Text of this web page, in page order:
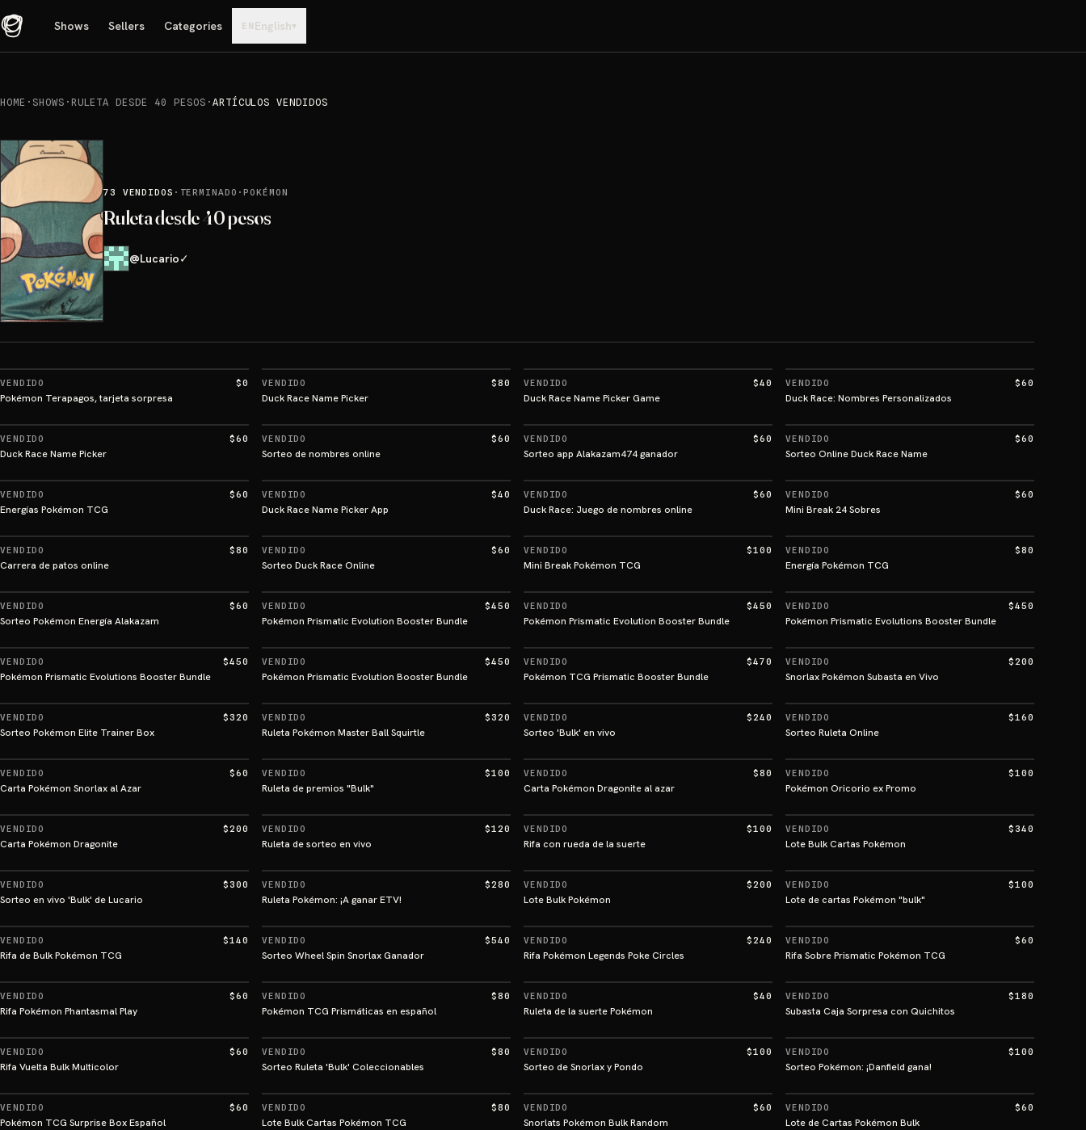
Shows Sellers Categories EN English▾
HOME · SHOWS · RULETA DESDE 40 PESOS · ARTÍCULOS VENDIDOS
73 VENDIDOS · TERMINADO ·POKÉMON
Ruleta desde 40 pesos
@Lucario✓
VENDIDO $0
Pokémon Terapagos, tarjeta sorpresa
VENDIDO $80
Duck Race Name Picker
VENDIDO $40
Duck Race Name Picker Game
VENDIDO $60
Duck Race: Nombres Personalizados
VENDIDO $60
Duck Race Name Picker
VENDIDO $60
Sorteo de nombres online
VENDIDO $60
Sorteo app Alakazam474 ganador
VENDIDO $60
Sorteo Online Duck Race Name
VENDIDO $60
Energías Pokémon TCG
VENDIDO $40
Duck Race Name Picker App
VENDIDO $60
Duck Race: Juego de nombres online
VENDIDO $60
Mini Break 24 Sobres
VENDIDO $80
Carrera de patos online
VENDIDO $60
Sorteo Duck Race Online
VENDIDO $100
Mini Break Pokémon TCG
VENDIDO $80
Energía Pokémon TCG
VENDIDO $60
Sorteo Pokémon Energía Alakazam
VENDIDO $450
Pokémon Prismatic Evolution Booster Bundle
VENDIDO $450
Pokémon Prismatic Evolution Booster Bundle
VENDIDO $450
Pokémon Prismatic Evolutions Booster Bundle
VENDIDO $450
Pokémon Prismatic Evolutions Booster Bundle
VENDIDO $450
Pokémon Prismatic Evolution Booster Bundle
VENDIDO $470
Pokémon TCG Prismatic Booster Bundle
VENDIDO $200
Snorlax Pokémon Subasta en Vivo
VENDIDO $320
Sorteo Pokémon Elite Trainer Box
VENDIDO $320
Ruleta Pokémon Master Ball Squirtle
VENDIDO $240
Sorteo 'Bulk' en vivo
VENDIDO $160
Sorteo Ruleta Online
VENDIDO $60
Carta Pokémon Snorlax al Azar
VENDIDO $100
Ruleta de premios "Bulk"
VENDIDO $80
Carta Pokémon Dragonite al azar
VENDIDO $100
Pokémon Oricorio ex Promo
VENDIDO $200
Carta Pokémon Dragonite
VENDIDO $120
Ruleta de sorteo en vivo
VENDIDO $100
Rifa con rueda de la suerte
VENDIDO $340
Lote Bulk Cartas Pokémon
VENDIDO $300
Sorteo en vivo 'Bulk' de Lucario
VENDIDO $280
Ruleta Pokémon: ¡A ganar ETV!
VENDIDO $200
Lote Bulk Pokémon
VENDIDO $100
Lote de cartas Pokémon "bulk"
VENDIDO $140
Rifa de Bulk Pokémon TCG
VENDIDO $540
Sorteo Wheel Spin Snorlax Ganador
VENDIDO $240
Rifa Pokémon Legends Poke Circles
VENDIDO $60
Rifa Sobre Prismatic Pokémon TCG
VENDIDO $60
Rifa Pokémon Phantasmal Play
VENDIDO $80
Pokémon TCG Prismáticas en español
VENDIDO $40
Ruleta de la suerte Pokémon
VENDIDO $180
Subasta Caja Sorpresa con Quichitos
VENDIDO $60
Rifa Vuelta Bulk Multicolor
VENDIDO $80
Sorteo Ruleta 'Bulk' Coleccionables
VENDIDO $100
Sorteo de Snorlax y Pondo
VENDIDO $100
Sorteo Pokémon: ¡Danfield gana!
VENDIDO $60
Pokémon TCG Surprise Box Español
VENDIDO $80
Lote Bulk Cartas Pokémon TCG
VENDIDO $60
Snorlats Pokémon Bulk Random
VENDIDO $60
Lote de Cartas Pokémon Bulk